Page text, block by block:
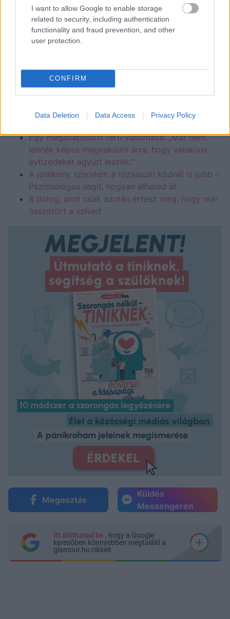
I want to allow Google to enable storage
related to security, including authentication
functionality and fraud prevention, and other
user protection.
CONFIRM
Data Deletion Data Access Privacy Policy
okozna, és a hatására nedvesre sírnád a párnád,
akkor inkább ne feszegesd. Most komolyan, nem
mindegy, hogy kivel csókolózott először, vagy kibe
volt szerelmes, ha most beléd az? Maradj a nyitott
érdekel, és főként ne legyél féltékeny a múltjára!
Légy nagyvonalú! A lényeg úgyis az, hogy a jelenben
ne legyen mit titkolnia előtted.
Párkapcsolat tudatosan:
Egy megállapodott férfi vallomása: „Már nem
lennék képes megesküdni arra, hogy valakivel
évtizedeket együtt leszek."
A jótékony szerelem a rózsaszín ködnél is jobb -
Pszichológus segít, hogyan élheted át
8 dolog, amit csak azután értesz meg, hogy már
összetört a szíved
Megosztás
Küldés
Messengeren
Itt állíthatod be , hogy a Google
keresőben könnyebben megtaláld a
glamour.hu cikkeit